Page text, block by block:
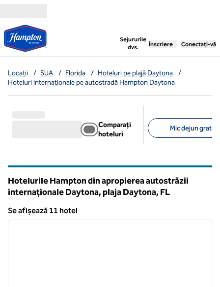
Sejururile
dvs.
, deschide o filă nouă
Înscriere Conectați-vă
Locații / SUA / Florida / Hoteluri pe plajă Daytona
/
Hoteluri internaționale pe autostradă Hampton Daytona
Comparați
hoteluri
Mic dejun
Hotelurile Hampton din apropierea autostrăzii
internaționale Daytona, plaja Daytona, FL
Se afișează 11 hotel
Se afișează 11 hotel
1 din 12